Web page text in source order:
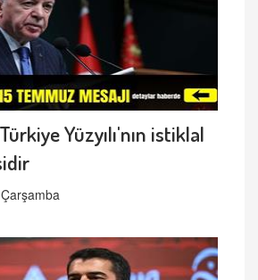
Yüzyılı'nın istiklal